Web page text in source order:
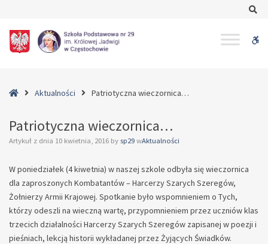
wieczornica…
HomeAktualności Patriotyczna wieczornica…
Patriotyczna wieczornica…
Artykuł z dnia 10 kwietnia, 2016 by sp29 wAktualności
W poniedziałek (4 kiwetnia) w naszej szkole odbyła się wieczornica
dla zaproszonych Kombatantów – Harcerzy Szarych Szeregów,
Żołnierzy Armii Krajowej. Spotkanie było wspomnieniem o Tych,
którzy odeszli na wieczną wartę, przypomnieniem przez uczniów klas
trzecich działalności Harcerzy Szarych Szeregów zapisanej w poezji i
pieśniach, lekcją historii wykładanej przez Żyjących Świadków.